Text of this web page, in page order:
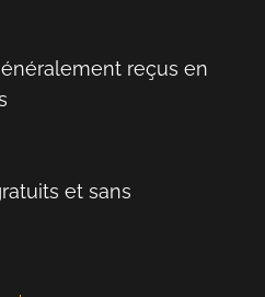
reçus en
et sans